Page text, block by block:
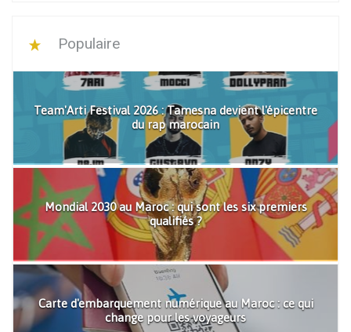
Populaire
Team'Arti Festival 2026 : Tamesna devient l'épicentre
du rap marocain
Mondial 2030 au Maroc : qui sont les six premiers
qualifiés ?
Carte d'embarquement numérique au Maroc : ce qui
change pour les voyageurs